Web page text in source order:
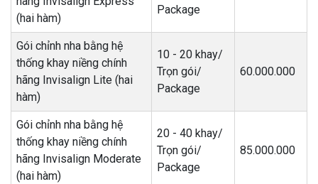
(hai hàm)
Package
Gói chỉnh nha bằng hệ
thống khay niềng chính
hãng Invisalign Lite (hai
hàm)
10 - 20 khay/
Trọn gói/
Package
60.000.000
Gói chỉnh nha bằng hệ
thống khay niềng chính
hãng Invisalign Moderate
(hai hàm)
20 - 40 khay/
Trọn gói/
Package
85.000.000